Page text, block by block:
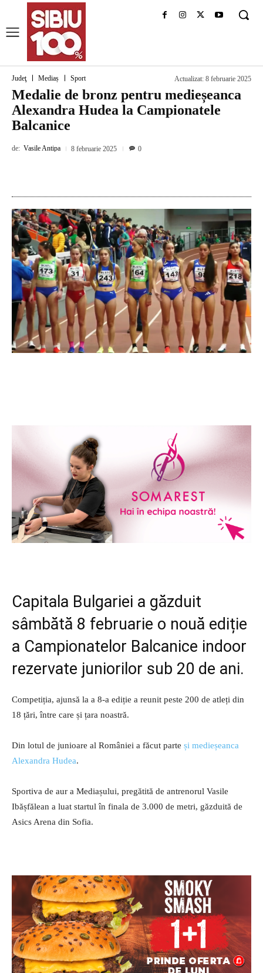
Judeţ Mediaș Sport Actualizat: 8 februarie 2025
Medalie de bronz pentru medieșeanca
Alexandra Hudea la Campionatele
Balcanice
de: Vasile Antipa 8 februarie 2025 0
Capitala Bulgariei a găzduit
sâmbătă 8 februarie o nouă ediție
a Campionatelor Balcanice indoor
rezervate juniorilor sub 20 de ani.
Competiția, ajunsă la a 8-a ediție a reunit peste 200 de atleți din
18 țări, între care și țara noastră.
Din lotul de junioare al României a făcut parte și medieșeanca
Alexandra Hudea.
Sportiva de aur a Mediașului, pregătită de antrenorul Vasile
Ibășfălean a luat startul în finala de 3.000 de metri, găzduită de
Asics Arena din Sofia.